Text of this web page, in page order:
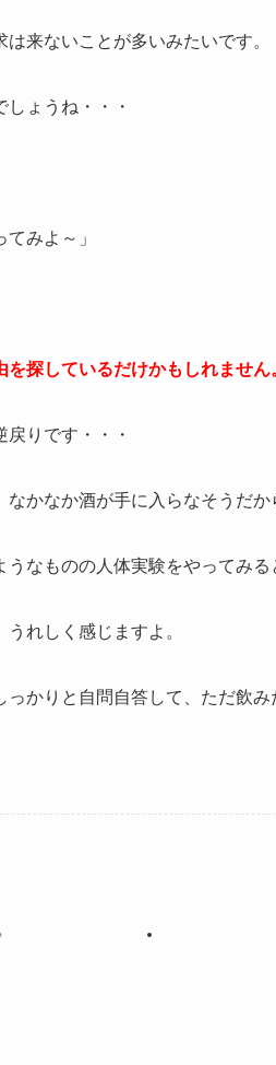
来ないことが多いみたいです。
ょうね・・・
みよ～」
探しているだけかもしれません
りです・・・
かなか酒が手に入らなそうだか
なものの人体実験をやってみる
れしく感じますよ。
っかりと自問自答して、ただ飲